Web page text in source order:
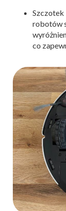
Szczotek
robotów
co